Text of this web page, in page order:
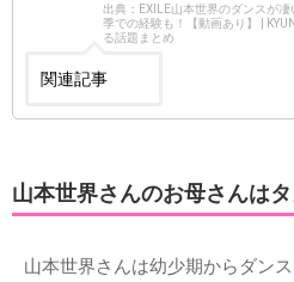
出典：EXILE山本世界のダンスが
季での経験も！【動画あり】 |
る話題まとめ
関連記事
山本世界さんのお母さんは
山本世界さんは幼少期からダンス